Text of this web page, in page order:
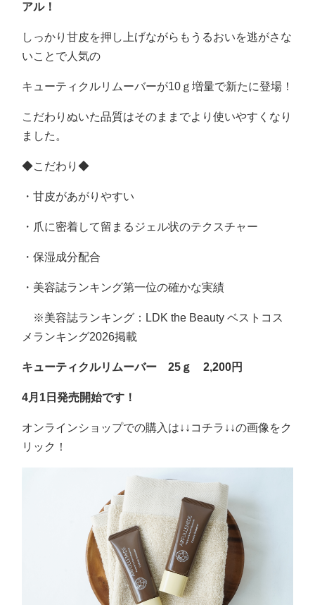
アル！
しっかり甘皮を押し上げながらもうるおいを逃がさな
いことで人気の
キューティクルリムーバーが10ｇ増量で新たに登場！
こだわりぬいた品質はそのままでより使いやすくなり
ました。
◆こだわり◆
・甘皮があがりやすい
・爪に密着して留まるジェル状のテクスチャー
・保湿成分配合
・美容誌ランキング第一位の確かな実績
※美容誌ランキング：LDK the Beauty ベストコス
メランキング2026掲載
キューティクルリムーバー 25ｇ 2,200円
4月1日発売開始です！
オンラインショップでの購入は↓↓コチラ↓↓の画像をク
リック！